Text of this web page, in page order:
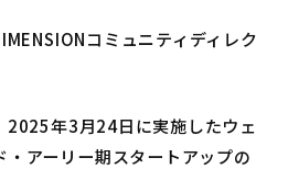
コミュニティディレク
2025年3月24日に実施したウェ
・アーリー期スタートアップの